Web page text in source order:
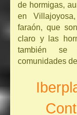
de hormigas,
en
faraón, que
claro y las
también se
comunidades